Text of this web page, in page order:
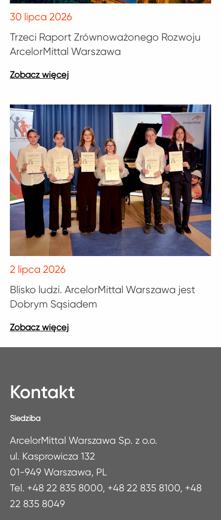
Trzeci Raport Zrównoważonego Rozwoju
ArcelorMittal Warszawa
30 lipca 2026
Blisko ludzi. ArcelorMittal Warszawa jest
Dobrym Sąsiadem
2 lipca 2026
Kontakt
Siedziba
ArcelorMittal Warszawa Sp. z o.o.
ul. Kasprowicza 132
01-949 Warszawa, PL
Tel. +48 22 835 8000, +48 22 835 8100, +48
22 835 8049